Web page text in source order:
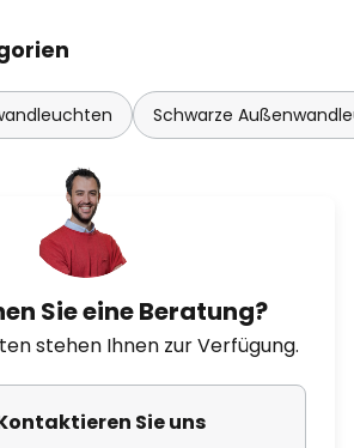
Schwarze
Sie eine Beratung?
stehen Ihnen zur Verfügung.
Sie uns